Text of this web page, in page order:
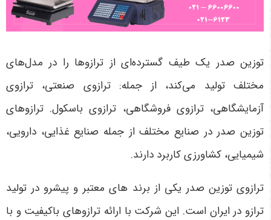
توزین صدر یک طیف گسترده‌ای از ترازوها را در مدل‌های
مختلف تولید می‌کند، از جمله: ترازوی صنعتی، ترازوی
آزمایشگاهی، ترازوی فروشگاهی، ترازوی باسکول. ترازوهای
توزین صدر در صنایع مختلف از جمله صنایع غذایی، دارویی،
شیمیایی، کشاورزی کاربرد دارند.
ترازوی توزین صدر یکی از برند های معتبر و پیشرو در تولید
ترازو در ایران است. این شرکت با ارائه ترازوهای باکیفیت و با